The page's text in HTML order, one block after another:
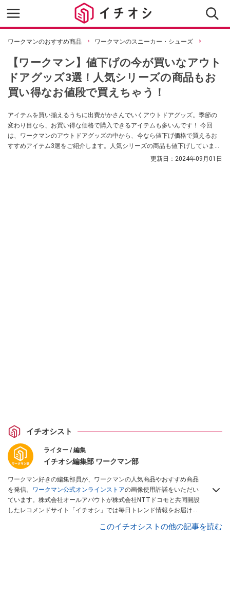
ワークマンのおすすめ商品 ワークマンのスニーカー・シューズ
【ワークマン】値下げの今が買いなアウト
ドアグッズ3選！人気シリーズの商品もお
買い得なお値段で買えちゃう！
アイテムを買い揃えるうちに出費がかさんでいくアウトドアグッズ。季節の
変わり目なら、お買い得な価格で購入できるアイテムも多いんです！ 今回
は、ワークマンのアウトドアグッズの中から、今なら値下げ価格で買えるお
すすめアイテム3選をご紹介します。人気シリーズの商品も値下げしていまし
更新日： 2024年09月01日
イチオシスト
ライター / 編集
イチオシ編集部 ワークマン部
ワークマン好きの編集部員が、ワークマンの人気商品やおすすめ商品
を発信。 ワークマン公式オンラインストアの画像使用許諾をいただい
ています。株式会社オールアバウトが株式会社NTTドコモと共同開設
したレコメンドサイト「イチオシ」では毎日トレンド情報をお届け。
このイチオシストの他の記事を読む